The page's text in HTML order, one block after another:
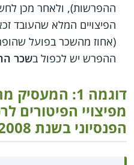
הפיצויים המלא שהעובד
(אחוז מהשכר בפועל
ההפרש יש לכפול בשכר
דוגמה 1:
מפיצויי הפיטורים
הפנסיוני בשנת 2008